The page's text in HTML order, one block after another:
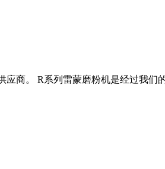
商。 R系列雷蒙磨粉机是经过我们